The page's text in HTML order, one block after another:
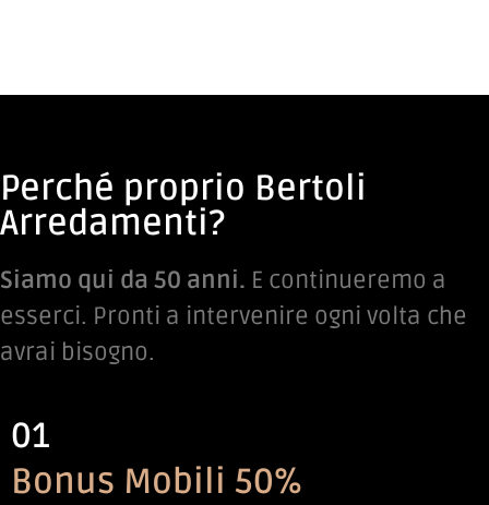
Perché proprio Bertoli
Arredamenti?
Siamo qui da 50 anni. E continueremo a
esserci. Pronti a intervenire ogni volta che
avrai bisogno.
01
Bonus Mobili 50%